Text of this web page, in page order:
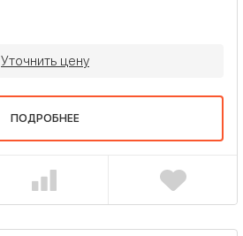
Уточнить цену
ПОДРОБНЕЕ